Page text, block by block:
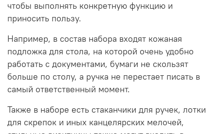
чтобы выполнять конкретную функцию и
приносить пользу.
Например, в состав набора входят кожаная
подложка для стола, на которой очень удобно
работать с документами, бумаги не скользят
больше по столу, а ручка не перестает писать в
самый ответственный момент.
Также в наборе есть стаканчики для ручек, лотки
для скрепок и иных канцелярских мелочей,